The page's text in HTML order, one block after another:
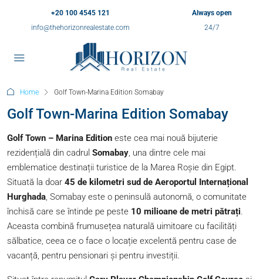
+20 100 4545 121
info@thehorizonrealestate.com
Always open
24/7
Home Golf Town-Marina Edition Somabay
Golf Town-Marina Edition Somabay
Golf Town – Marina Edition este cea mai nouă bijuterie
rezidențială din cadrul Somabay, una dintre cele mai
emblematice destinații turistice de la Marea Roșie din Egipt.
Situată la doar 45 de kilometri sud de Aeroportul Internațional
Hurghada, Somabay este o peninsulă autonomă, o comunitate
închisă care se întinde pe peste 10 milioane de metri pătrați.
Aceasta combină frumusețea naturală uimitoare cu facilități
sălbatice, ceea ce o face o locație excelentă pentru case de
vacanță, pentru pensionari și pentru investiții.